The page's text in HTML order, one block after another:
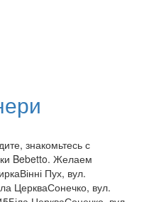
знакомьтесь с
Bebetto. Желаем
Пух, вул.
ЦеркваСонечко, вул.